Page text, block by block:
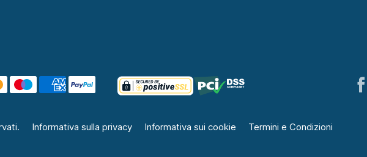
Informativa sulla privacy Informativa sui cookie Termini e Condizioni